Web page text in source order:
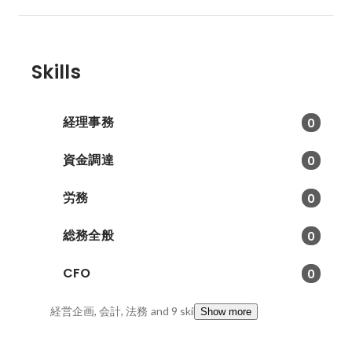
Skills
経理事務 0
資金調達 0
労務 0
総務全般 0
CFO 0
経営企画, 会計, 法務 and 9 skillsShow more